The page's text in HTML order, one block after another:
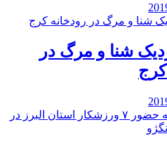
شنا و مرگ در
کرج